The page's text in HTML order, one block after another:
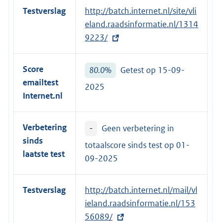
Testverslag
E
x
t
e
r
n
e
k
:
http://batch.internet.nl/site/vli
eland.raadsinformatie.nl/1314
9223/
Score
emailtest
Internet.nl
80.0%
Getest op 15-09-
2025
Verbetering
sinds
laatste test
-
Geen verbetering in
totaalscore sinds test op 01-
09-2025
Testverslag
E
x
t
http://batch.internet.nl/mail/vl
ieland.raadsinformatie.nl/153
56089/